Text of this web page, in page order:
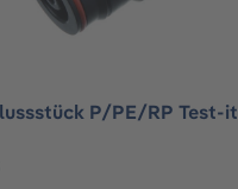
P/PE/RP Test-it